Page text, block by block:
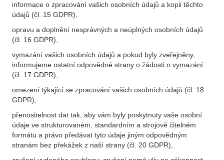
informace o zpracování vašich osobních údajů a kopii těchto
údajů (čl. 15 GDPR),
opravu a doplnění nesprávných a neúplných osobních údajů
(čl. 16 GDPR),
vymazání vašich osobních údajů a pokud byly zveřejněny,
informujeme ostatní odpovědné strany o žádosti o vymazání
(čl. 17 GDPR),
omezení týkající se zpracování vašich osobních údajů (čl. 18
GDPR),
přenositelnost dat tak, aby vám byly poskytnuty vaše osobní
údaje ve strukturovaném, standardním a strojově čitelném
formátu a právo předávat tyto údaje jiným odpovědným
stranám bez překážek z naší strany (čl. 20 GDPR),